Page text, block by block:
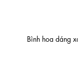
Bình hoa dáng